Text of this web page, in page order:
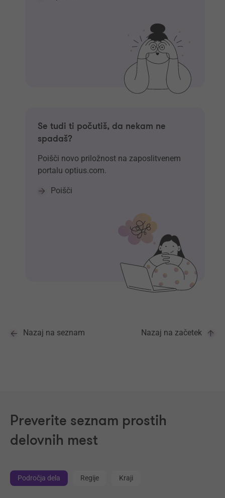
Se tudi ti počutiš, da nekam ne
spadaš?
Poišči novo priložnost na zaposlitvenem
portalu optius.com.
Poišči
Nazaj na seznam Nazaj na začetek
Preverite seznam prostih
delovnih mest
Področja dela Regije Kraji